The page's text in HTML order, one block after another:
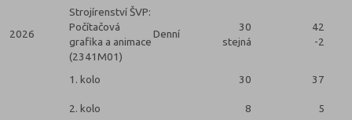
2026
Strojírenství ŠVP:
Počítačová
grafika a animace
(2341M01)
Denní
30
stejná
42
-2
1. kolo 30 37
2. kolo 8 5